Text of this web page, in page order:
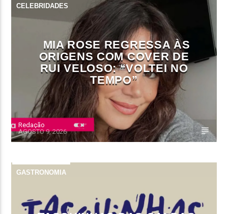
CELEBRIDADES
MIA ROSE REGRESSA ÀS
ORIGENS COM COVER DE
RUI VELOSO: “VOLTEI NO
TEMPO”
Redação
AGOSTO 9, 2026
GASTRONOMIA